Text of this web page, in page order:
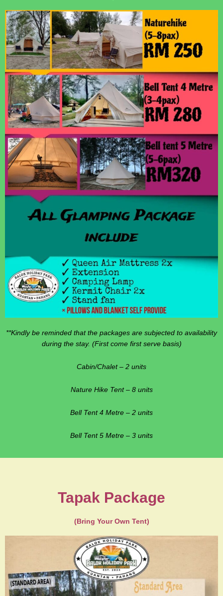
**Kindly be reminded that the packages are subjected to availability
during the stay. (First come first serve basis)
Cabin/Chalet – 2 units
Nature Hike Tent – 8 units
Bell Tent 4 Metre – 2 units
Bell Tent 5 Metre – 3 units
Tapak Package
(Bring Your Own Tent)